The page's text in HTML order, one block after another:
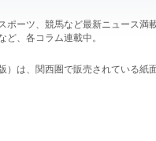
ポーツ、競馬など最新ニュース満載
ど、各コラム連載中。
）は、関西圏で販売されている紙